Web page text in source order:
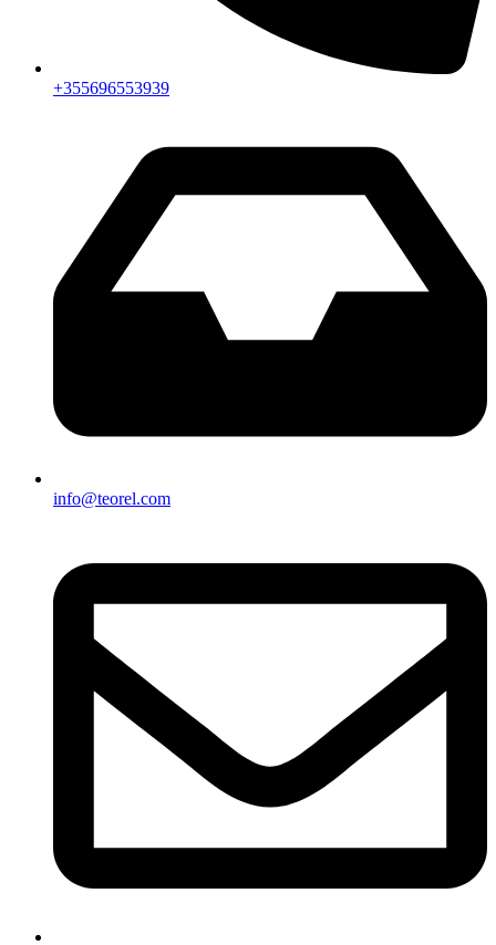
+355696553939
info@teorel.com